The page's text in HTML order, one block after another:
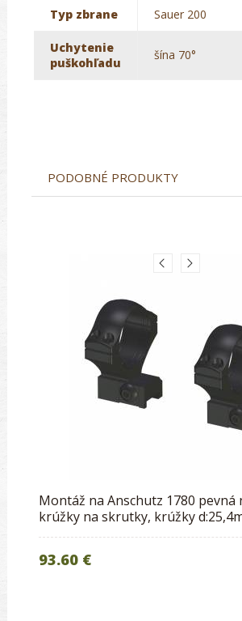
Typ zbrane Sauer 200
Uchytenie
puškohľadu
šína 70°
PODOBNÉ PRODUKTY
Montáž na Anschutz 1780 pevná
krúžky na skrutky, krúžky
93.60 €